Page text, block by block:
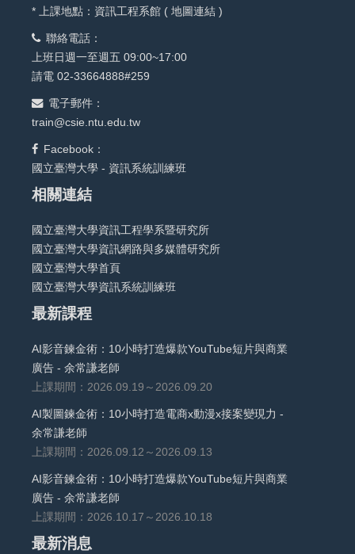
* 上課地點：資訊工程系館 ( 地圖連結 )
聯絡電話：
上班日週一至週五 09:00~17:00
請電 02-33664888#259
電子郵件：
train@csie.ntu.edu.tw
Facebook：
國立臺灣大學 - 資訊系統訓練班
相關連結
國立臺灣大學資訊工程學系暨研究所
國立臺灣大學資訊網路與多媒體研究所
國立臺灣大學首頁
國立臺灣大學資訊系統訓練班
最新課程
AI影音鍊金術：10小時打造爆款YouTube短片與商業
廣告 - 余常謙老師
上課期間：2026.09.19～2026.09.20
AI製圖鍊金術：10小時打造電商x動漫x接案變現力 -
余常謙老師
上課期間：2026.09.12～2026.09.13
AI影音鍊金術：10小時打造爆款YouTube短片與商業
廣告 - 余常謙老師
上課期間：2026.10.17～2026.10.18
最新消息